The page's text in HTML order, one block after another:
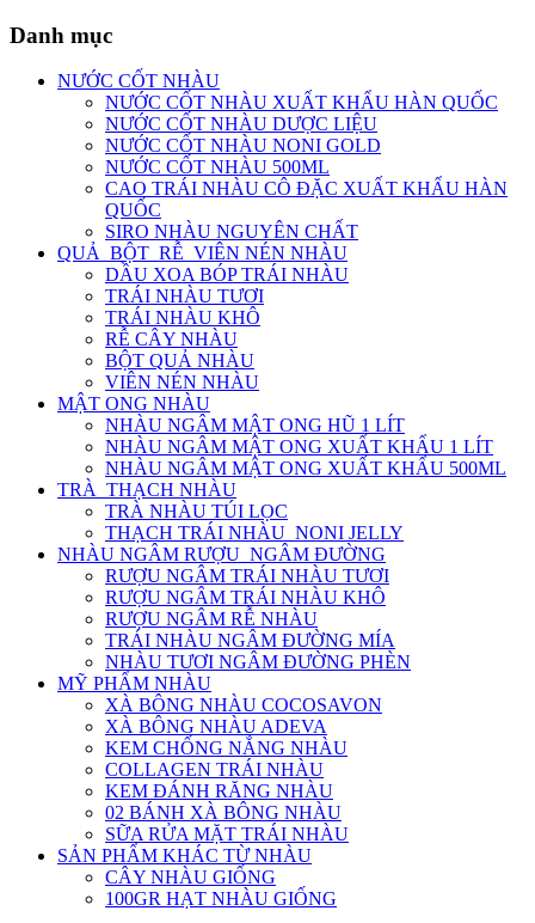
Danh mục
NƯỚC CỐT NHÀU
NƯỚC CỐT NHÀU XUẤT KHẨU HÀN QUỐC
NƯỚC CỐT NHÀU DƯỢC LIỆU
NƯỚC CỐT NHÀU NONI GOLD
NƯỚC CỐT NHÀU 500ML
CAO TRÁI NHÀU CÔ ĐẶC XUẤT KHẨU HÀN
QUỐC
SIRO NHÀU NGUYÊN CHẤT
QUẢ_BỘT_RỄ_VIÊN NÉN NHÀU
DẦU XOA BÓP TRÁI NHÀU
TRÁI NHÀU TƯƠI
TRÁI NHÀU KHÔ
RỄ CÂY NHÀU
BỘT QUẢ NHÀU
VIÊN NÉN NHÀU
MẬT ONG NHÀU
NHÀU NGÂM MẬT ONG HŨ 1 LÍT
NHÀU NGÂM MẬT ONG XUẤT KHẨU 1 LÍT
NHÀU NGÂM MẬT ONG XUẤT KHẨU 500ML
TRÀ_THẠCH NHÀU
TRÀ NHÀU TÚI LỌC
THẠCH TRÁI NHÀU_NONI JELLY
NHÀU NGÂM RƯỢU_NGÂM ĐƯỜNG
RƯỢU NGÂM TRÁI NHÀU TƯƠI
RƯỢU NGÂM TRÁI NHÀU KHÔ
RƯỢU NGÂM RỄ NHÀU
TRÁI NHÀU NGÂM ĐƯỜNG MÍA
NHÀU TƯƠI NGÂM ĐƯỜNG PHÈN
MỸ PHẨM NHÀU
XÀ BÔNG NHÀU COCOSAVON
XÀ BÔNG NHÀU ADEVA
KEM CHỐNG NẮNG NHÀU
COLLAGEN TRÁI NHÀU
KEM ĐÁNH RĂNG NHÀU
02 BÁNH XÀ BÔNG NHÀU
SỮA RỬA MẶT TRÁI NHÀU
SẢN PHẨM KHÁC TỪ NHÀU
CÂY NHÀU GIỐNG
100GR HẠT NHÀU GIỐNG